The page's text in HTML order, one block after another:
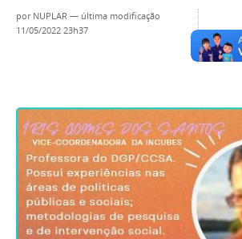
por NUPLAR — última modificação
11/05/2022 23h37